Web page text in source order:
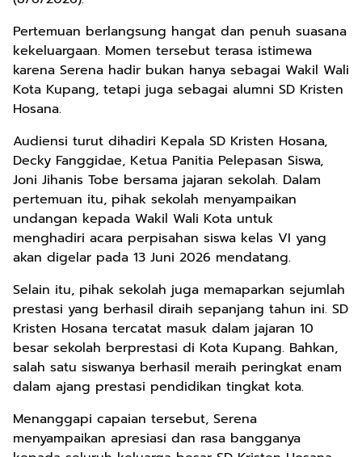
Pertemuan berlangsung hangat dan penuh suasana
kekeluargaan. Momen tersebut terasa istimewa
karena Serena hadir bukan hanya sebagai Wakil Wali
Kota Kupang, tetapi juga sebagai alumni SD Kristen
Hosana.
Audiensi turut dihadiri Kepala SD Kristen Hosana,
Decky Fanggidae, Ketua Panitia Pelepasan Siswa,
Joni Jihanis Tobe bersama jajaran sekolah. Dalam
pertemuan itu, pihak sekolah menyampaikan
undangan kepada Wakil Wali Kota untuk
menghadiri acara perpisahan siswa kelas VI yang
akan digelar pada 13 Juni 2026 mendatang.
Selain itu, pihak sekolah juga memaparkan sejumlah
prestasi yang berhasil diraih sepanjang tahun ini. SD
Kristen Hosana tercatat masuk dalam jajaran 10
besar sekolah berprestasi di Kota Kupang. Bahkan,
salah satu siswanya berhasil meraih peringkat enam
dalam ajang prestasi pendidikan tingkat kota.
Menanggapi capaian tersebut, Serena
menyampaikan apresiasi dan rasa bangganya